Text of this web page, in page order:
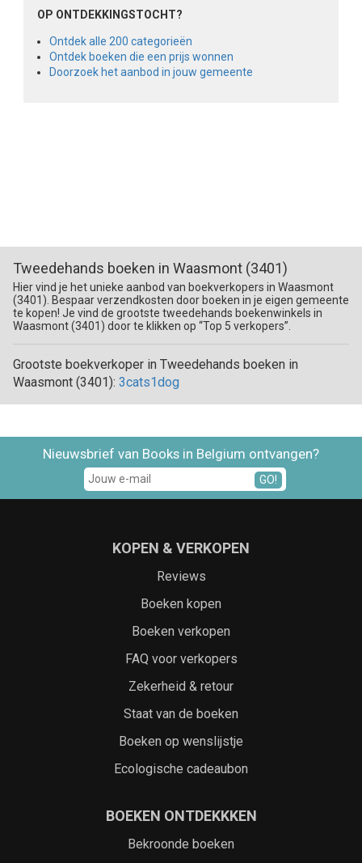
OP ONTDEKKINGSTOCHT?
Ontdek alle 200 categorieën
Ontdek boeken die een prijs wonnen
Doorzoek het aanbod in jouw gemeente
Tweedehands boeken in Waasmont (3401)
Hier vind je het unieke aanbod van boekverkopers in Waasmont
(3401). Bespaar verzendkosten door boeken in je eigen gemeente
te kopen! Je vind de grootste tweedehands boekenwinkels in
Waasmont (3401) door te klikken op “Top 5 verkopers”.
Grootste boekverkoper in Tweedehands boeken in
Waasmont (3401): 3cats1dog
Nieuwsbrief van Books in Belgium ontvangen?
GO!
KOPEN & VERKOPEN
Reviews
Boeken kopen
Boeken verkopen
FAQ voor verkopers
Zekerheid & retour
Staat van de boeken
Boeken op wenslijstje
Ecologische cadeaubon
BOEKEN ONTDEKKKEN
Bekroonde boeken